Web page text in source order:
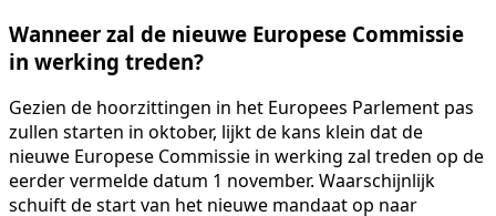
Wanneer zal de nieuwe Europese Commissie
in werking treden?
Gezien de hoorzittingen in het Europees Parlement pas
zullen starten in oktober, lijkt de kans klein dat de
nieuwe Europese Commissie in werking zal treden op de
eerder vermelde datum 1 november. Waarschijnlijk
schuift de start van het nieuwe mandaat op naar